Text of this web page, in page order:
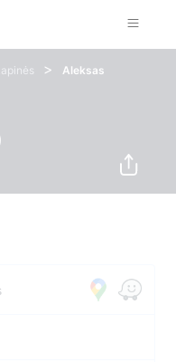
>
Aleksas